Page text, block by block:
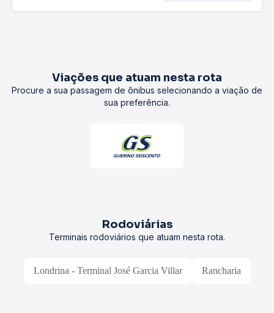
Viações que atuam nesta rota
Procure a sua passagem de ônibus selecionando a viação de
sua preferência.
Rodoviárias
Terminais rodoviários que atuam nesta rota.
Londrina - Terminal José Garcia Villar Rancharia